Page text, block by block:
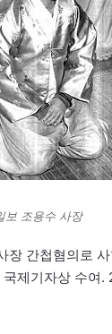
보 조용수 사장
장 간첩혐의로
제기자상 수여.